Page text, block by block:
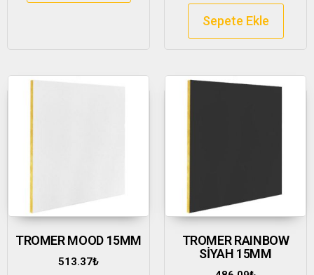
Sepete Ekle
TROMER MOOD 15MM
513.37₺
TROMER RAINBOW
SİYAH 15MM